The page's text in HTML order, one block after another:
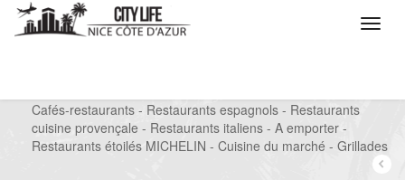
Cafés-restaurants - Restaurants espagnols - Restaurants
cuisine provençale - Restaurants italiens - A emporter -
Restaurants étoilés MICHELIN - Cuisine du marché - Grillades